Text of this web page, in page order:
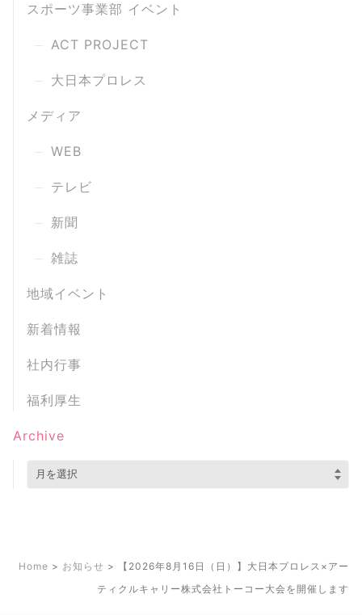
スポーツ事業部 イベント
ACT PROJECT
大日本プロレス
メディア
WEB
テレビ
新聞
雑誌
地域イベント
新着情報
社内行事
福利厚生
Archive
Home > お知らせ >
【2026年8月16日（日）】大日本プロレス×アー
ティクルキャリー株式会社トーコー大会を開催します